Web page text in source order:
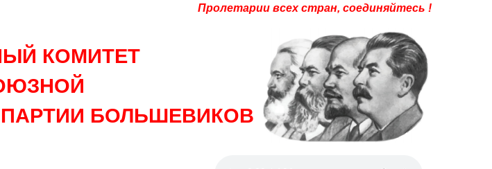
Пролетарии всех стран, соединяйтесь !
КОМИТЕТ
БОЛЬШЕВИКОВ